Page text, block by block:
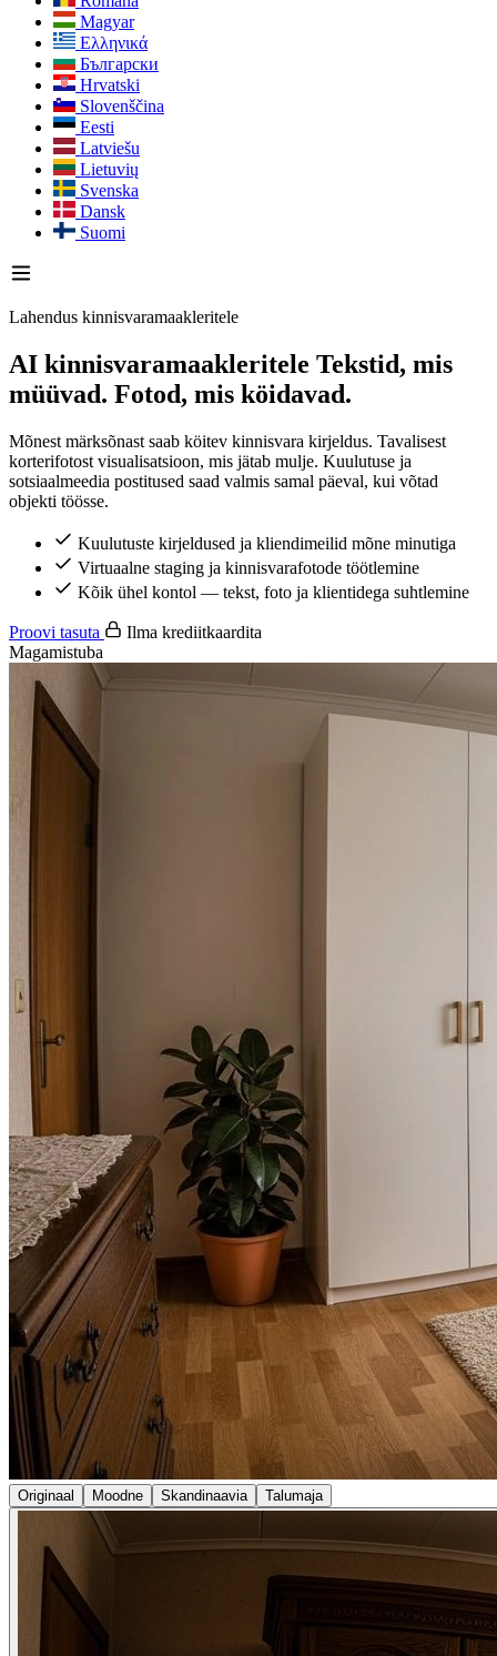
Magyar
Ελληνικά
Български
Hrvatski
Slovenščina
Eesti
Latviešu
Lietuvių
Svenska
Dansk
Suomi
Lahendus kinnisvaramaakleritele
AI kinnisvaramaakleritele Tekstid, mis
müüvad. Fotod, mis köidavad.
Mõnest märksõnast saab köitev kinnisvara kirjeldus. Tavalisest
korterifotost visualisatsioon, mis jätab mulje. Kuulutuse ja
sotsiaalmeedia postitused saad valmis samal päeval, kui võtad
objekti töösse.
Kuulutuste kirjeldused ja kliendimeilid mõne minutiga
Virtuaalne staging ja kinnisvarafotode töötlemine
Kõik ühel kontol — tekst, foto ja klientidega suhtlemine
Proovi tasuta
Ilma krediitkaardita
Magamistuba
Originaal Moodne Skandinaavia Talumaja